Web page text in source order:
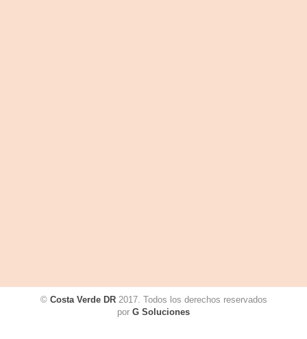
© Costa Verde DR2017. Todos los derechos reservados
por G Soluciones